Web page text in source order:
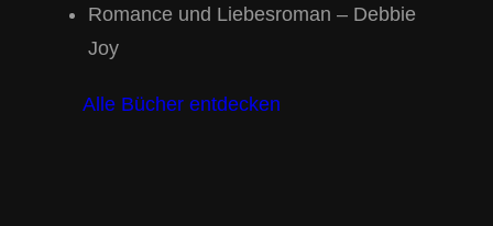
Romance und Liebesroman – Debbie
Joy
Alle Bücher entdecken